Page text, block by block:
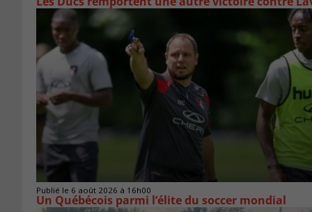
Publié le 6 août 2026 à 16h00
Un Québécois parmi l’élite du soccer mondial